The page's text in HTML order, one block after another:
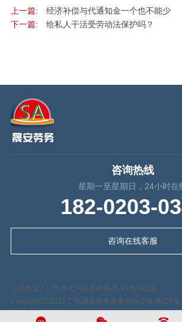
上一篇:
经济补偿与代通知金一个也不能少
下一篇:
给私人干活受劳动法保护吗？
咨询热线
星期一至星期日，24小时在
182-0203-
咨询在线客服
公司地址：广州市天河区燕岭路25-27号303室
Copyright ©2023 广州晟安劳务派遣有限公司
粤ICP